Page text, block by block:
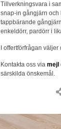
Tillverkningsvara i
snap-in gångjärn och
tappbärande
enkeldörr, pardörr i
I offertförfrågan väljer
Kontakta oss via mejl
särskilda önskemål.